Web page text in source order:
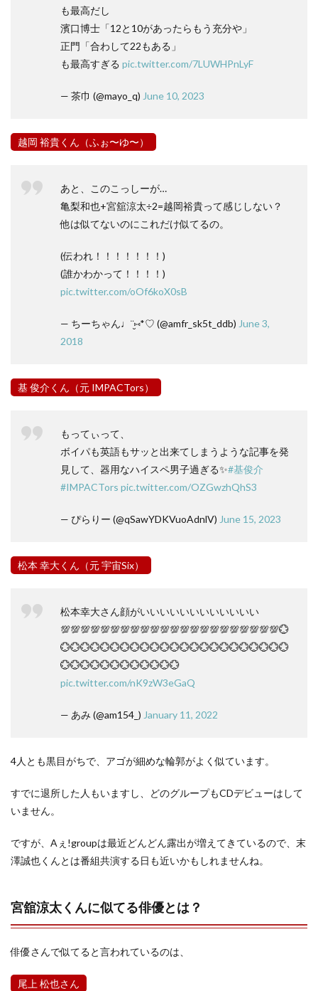
も最高だし
濱口博士「12と10があったらもう充分や」
正門「合わして22もある」
も最高すぎる pic.twitter.com/7LUWHPnLyF
— 茶巾 (@mayo_q) June 10, 2023
越岡 裕貴くん（ふぉ〜ゆ〜）
あと、このこっしーが…
亀梨和也+宮舘涼太÷2=越岡裕貴って感じしない？
他は似てないのにこれだけ似てるの。
(伝われ！！！！！！！)
(誰かわかって！！！！)
pic.twitter.com/oOf6koX0sB
— ちーちゃん♩¨̮⑅*♡ (@amfr_sk5t_ddb) June 3,
2018
基 俊介くん（元 IMPACTors）
もってぃって、
ボイパも英語もサッと出来てしまうような記事を発
見して、器用なハイスペ男子過ぎる✨#基俊介
#IMPACTors pic.twitter.com/OZGwzhQhS3
— ぴらりー (@qSawYDKVuoAdnlV) June 15, 2023
松本 幸大くん（元 宇宙Six）
松本幸大さん顔がいいいいいいいいいいいい
💯💯💯💯💯💯💯💯💯💯💯💯💯💯💯💯💯💯💯💯💯💯💮
💮💮💮💮💮💮💮💮💮💮💮💮💮💮💮💮💮💮💮💮💮💮💮
💮💮💮💮💮💮💮💮💮💮💮💮
pic.twitter.com/nK9zW3eGaQ
— あみ (@am154_) January 11, 2022
4人とも黒目がちで、アゴが細めな輪郭がよく似ています。
すでに退所した人もいますし、どのグループもCDデビューはして
いません。
ですが、Aぇ!groupは最近どんどん露出が増えてきているので、末
澤誠也くんとは番組共演する日も近いかもしれませんね。
宮舘涼太くんに似てる俳優とは？
俳優さんで似てると言われているのは、
尾上 松也さん